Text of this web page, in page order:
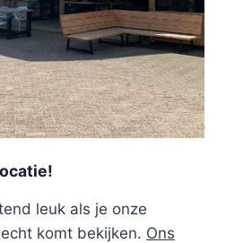
leuk als je onze
komt bekijken. Ons